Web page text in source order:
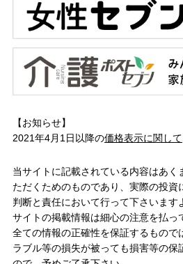
【お知らせ】
2021年4月1日以降の価格表示に関して
当サイトに記載されている内容はあく
ただくためのものであり、実際の投資
判断と責任において行って下さいます
サイトの掲載情報は細心の注意を払っ
全ての情報の正確性を保証するもので
ラブル等の損失が被っても損害等の保